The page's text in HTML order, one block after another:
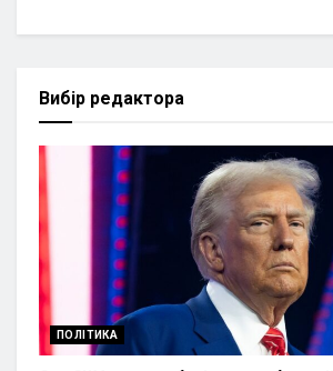
Вибір редактора
ПОЛІТИКА